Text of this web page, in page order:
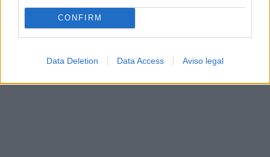
CONFIRM
Data Deletion Data Access Aviso legal